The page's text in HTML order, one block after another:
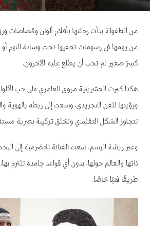
من الطفولة بدأت رحلتها بأقلام ألوان وقصاصات
من يومها في رسومات تخفيها تحت وسادة النوم
كسِرّ صغير لم تحب أن يطلع عليه الآخرون.
هكذا كبرت العشرينية مروى العامري على حب
ورؤيتها للفن التجريدي، وسعت إلى ربطه بالهوية
تتجاوز الشكل التقليدي وتخلق تركيبة بصرية
وعبر ريشة الرسم، سعت الفنانة الحضرمية إلى
ذاتها والعالم حولها، بدون أي قواعد جامدة تلتزم
طريقًا فنيًا خاصًا.